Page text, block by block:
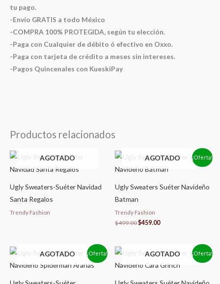
tu pago.
-Envío GRATIS a todo México
-COMPRA 100% PROTEGIDA, según tu elección.
-Paga con Cualquier de débito ó efectivo en Oxxo.
-Paga con tarjeta de crédito a meses sin intereses.
-Pagos Quincenales con KueskiPay
Productos relacionados
AGOTADO
Ugly Sweaters-Suéter Navidad
Santa Regalos
Trendy Fashion
¡Oferta!
AGOTADO
Ugly Sweaters Suéter Navideño
Batman
Trendy Fashion
$499.00
El
precio
original
$499.00.
$459.00
El
precio
actual
$459.00.
¡Oferta!
AGOTADO
El
precio
original
$499.00.
El
precio
actual
$459.00.
¡Oferta!
AGOTADO
El
precio
original
$499.00.
El
precio
actual
$459.00.